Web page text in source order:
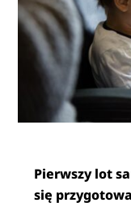
Pierwszy lot
się